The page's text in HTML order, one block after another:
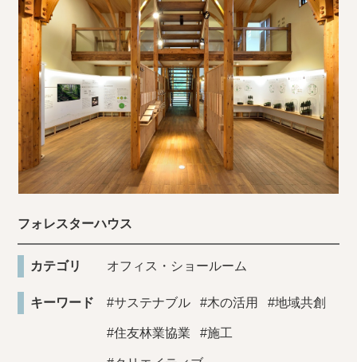
フォレスターハウス
カテゴリ オフィス・ショールーム
キーワード #サステナブル #木の活用 #地域共創
#住友林業協業 #施工